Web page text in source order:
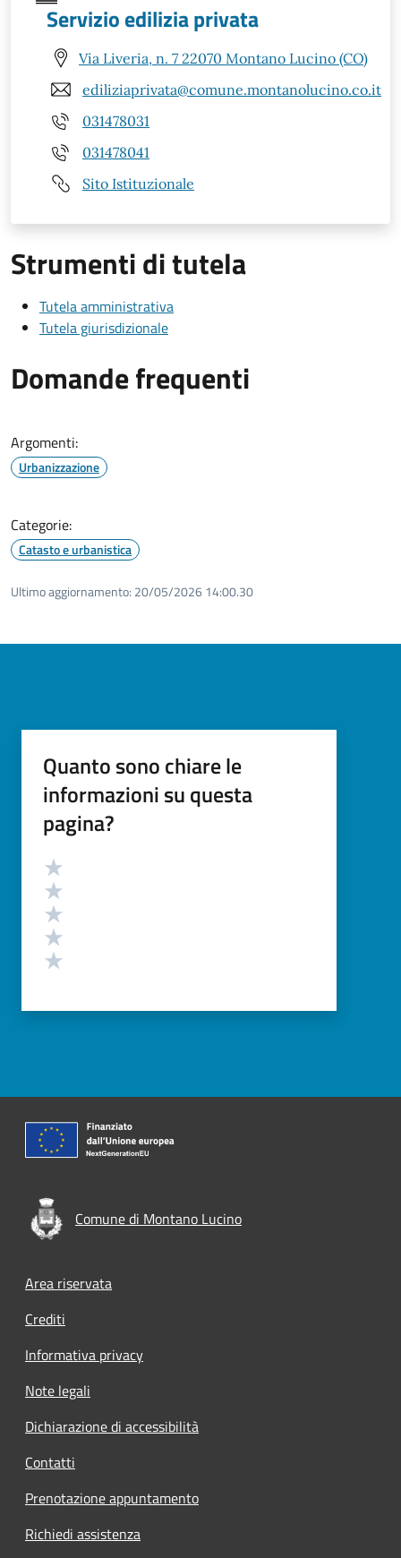
Servizio edilizia privata
Via Liveria, n. 7 22070 Montano Lucino (CO)
ediliziaprivata@comune.montanolucino.co.it
031478031
031478041
Sito Istituzionale
Strumenti di tutela
Tutela amministrativa
Tutela giurisdizionale
Domande frequenti
Argomenti:
Urbanizzazione
Categorie:
Catasto e urbanistica
Ultimo aggiornamento: 20/05/2026 14:00.30
Quanto sono chiare le
informazioni su questa
pagina?
Valutazione
Comune di Montano Lucino
Footer menu
Area riservata
Crediti
Informativa privacy
Note legali
Dichiarazione di accessibilità
Contatti
Prenotazione appuntamento
Richiedi assistenza